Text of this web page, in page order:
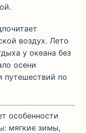
воздух. Лето
у океана без
осени
путешествий по
особенности
мягкие зимы,